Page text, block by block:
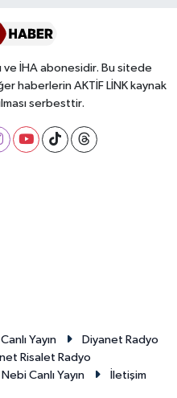
ve İHA abonesidir. Bu sitede
haberlerin AKTİF LİNK kaynak
serbesttir.
Yayın
Diyanet Radyo
Risalet Radyo
Canlı Yayın
İletişim